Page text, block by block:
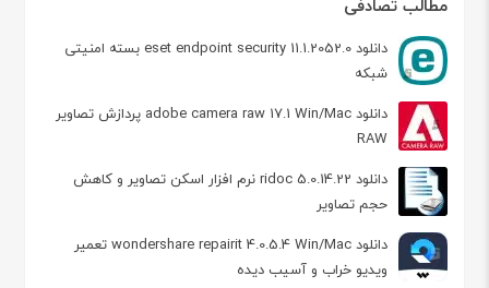
دانلود eset endpoint security 11.1.2052.0 بسته امنیتی
شبکه
دانلود adobe camera raw 17.1 Win/Mac پردازش تصاویر
RAW
دانلود ridoc 5.0.14.22 نرم افزار اسکن تصاویر و کاهش
حجم تصاویر
دانلود wondershare repairit 4.0.5.4 Win/Mac تعمیر
ویدیو خراب و آسیب دیده